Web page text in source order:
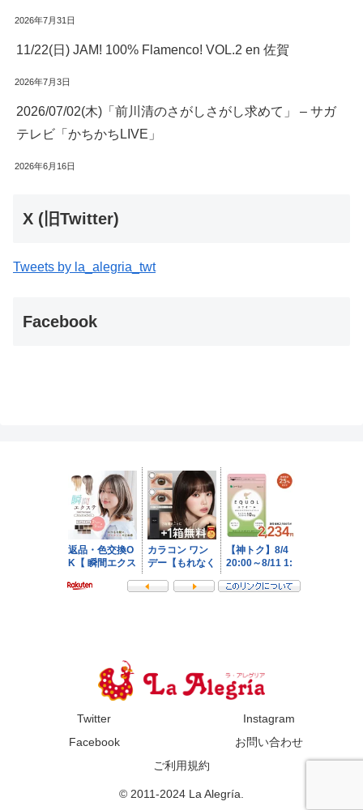
2026年7月31日
11/22(日) JAM! 100% Flamenco! VOL.2 en 佐賀
2026年7月3日
2026/07/02(木)「前川清のさがしさがし求めて」 – サガ
テレビ「かちかちLIVE」
2026年6月16日
X (旧Twitter)
Tweets by la_alegria_twt
Facebook
Twitter
Instagram
Facebook
お問い合わせ
ご利用規約
© 2011-2024 La Alegría.